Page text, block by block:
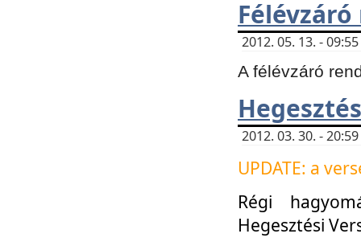
2012. 05. 13. -
A félévzáró
2012. 03. 30. -
UPDATE: a
Régi
Hegesztési